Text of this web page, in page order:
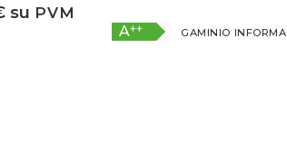
su PVM
A++ GAMINIO